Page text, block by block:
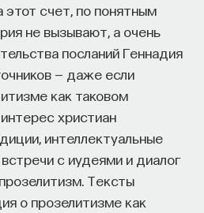
счет, по понятным
не вызывают, а очень
посланий Геннадия
— даже если
как таковом
христиан
интеллектуальные
с иудеями и диалог
Тексты
о прозелитизме как